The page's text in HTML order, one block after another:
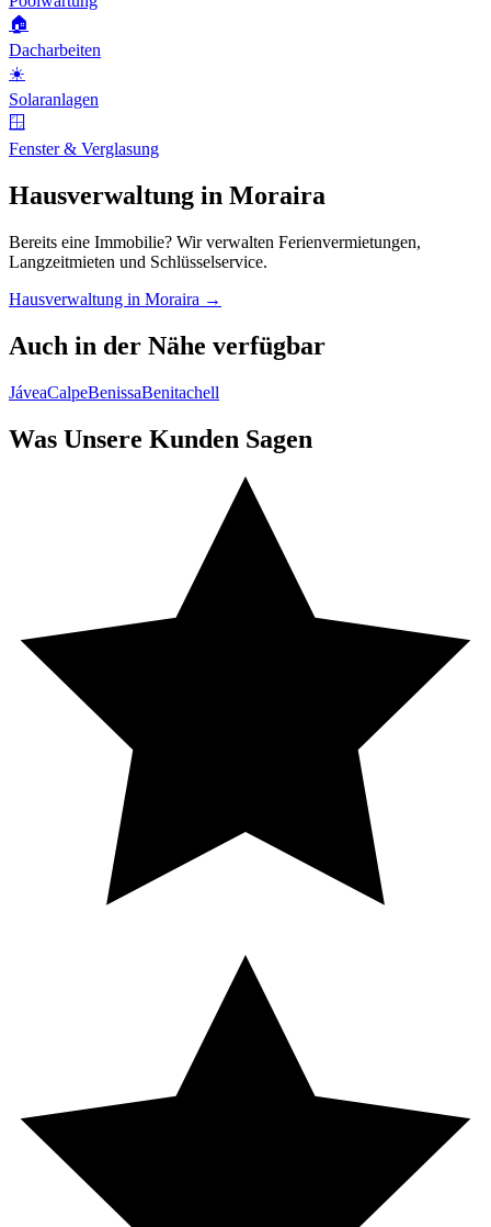
🏠
Dacharbeiten
☀️
Solaranlagen
🪟
Fenster & Verglasung
Hausverwaltung in Moraira
Bereits eine Immobilie? Wir verwalten Ferienvermietungen,
Langzeitmieten und Schlüsselservice.
Hausverwaltung in Moraira →
Auch in der Nähe verfügbar
JáveaCalpeBenissaBenitachell
Was Unsere Kunden Sagen